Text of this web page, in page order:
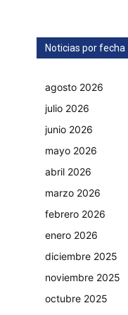
Noticias por fecha
agosto 2026
julio 2026
junio 2026
mayo 2026
abril 2026
marzo 2026
febrero 2026
enero 2026
diciembre 2025
noviembre 2025
octubre 2025